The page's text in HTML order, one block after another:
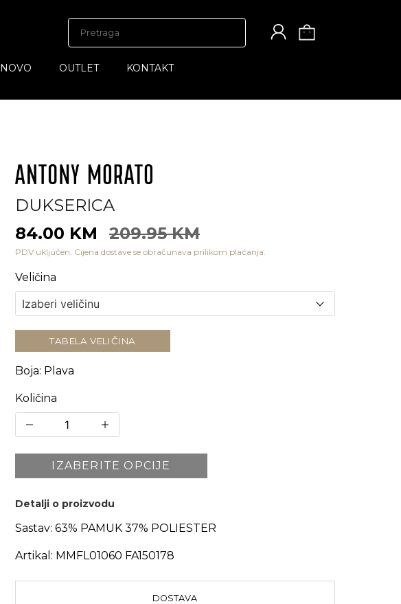
NOVO OUTLET KONTAKT
DUKSERICA
84.00 KM
209.95 KM
PDV uključen. Cijena dostave se obračunava prilikom plaćanja.
Veličina
TABELA VELIČINA
Boja: Plava
Količina
IZABERITE OPCIJE
Detalji o proizvodu
Sastav: 63% PAMUK 37% POLIESTER
Artikal: MMFL01060 FA150178
DOSTAVA